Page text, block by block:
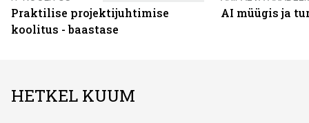
Praktilise projektijuhtimise
koolitus - baastase
AI müügis ja
HETKEL KUUM